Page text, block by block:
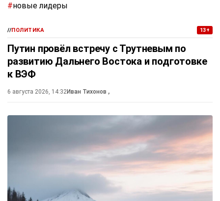
#новые лидеры
//ПОЛИТИКА 13+
Путин провёл встречу с Трутневым по
развитию Дальнего Востока и подготовке
к ВЭФ
6 августа 2026, 14:32Иван Тихонов ,